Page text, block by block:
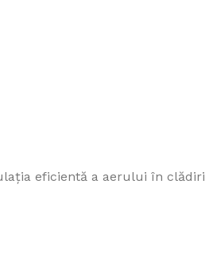
eficientă a aerului în clădiri